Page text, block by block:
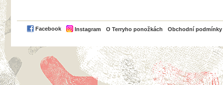
Facebook Instagram O Terryho ponožkách Obchodní podmínky
PayPal